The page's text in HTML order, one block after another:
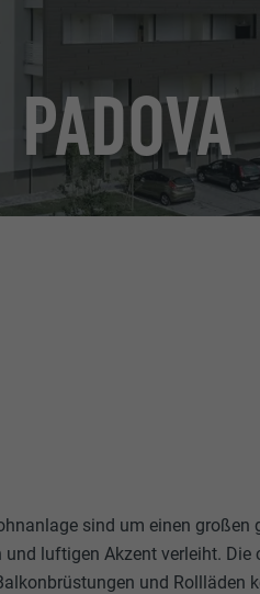
sind um einen großen
luftigen Akzent verleiht. Die
und Rollläden